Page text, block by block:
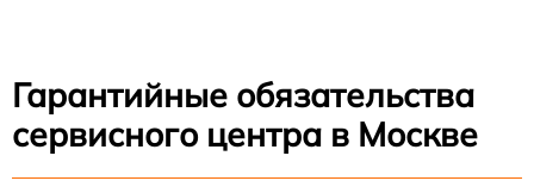
Гарантийные обязательства
сервисного центра в Москве